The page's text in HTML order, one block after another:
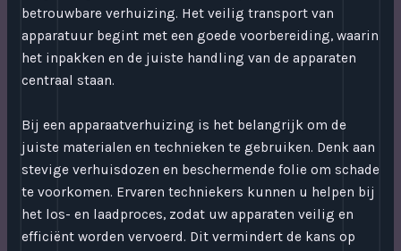
betrouwbare verhuizing. Het veilig transport van
apparatuur begint met een goede voorbereiding, waarin
het inpakken en de juiste handling van de apparaten
centraal staan.
Bij een apparaatverhuizing is het belangrijk om de
juiste materialen en technieken te gebruiken. Denk aan
stevige verhuisdozen en beschermende folie om schade
te voorkomen. Ervaren techniekers kunnen u helpen bij
het los- en laadproces, zodat uw apparaten veilig en
efficiënt worden vervoerd. Dit vermindert de kans op